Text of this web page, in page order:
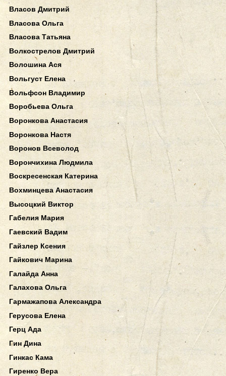
Власов Дмитрий
Власова Ольга
Власова Татьяна
Волкострелов Дмитрий
Волошина Ася
Вольгуст Елена
Вольфсон Владимир
Воробьева Ольга
Воронкова Анастасия
Воронкова Настя
Воронов Всеволод
Ворончихина Людмила
Воскресенская Катерина
Вохминцева Анастасия
Высоцкий Виктор
Габелия Мария
Гаевский Вадим
Гайзлер Ксения
Гайкович Марина
Галайда Анна
Галахова Ольга
Гармажапова Александра
Герусова Елена
Герц Ада
Гин Дина
Гинкас Кама
Гиренко Вера